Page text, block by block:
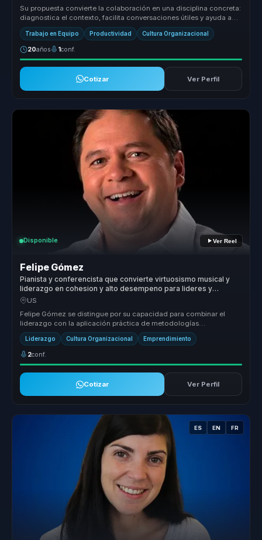
Su propuesta convierte la colaboración en una disciplina concreta:
diagnostica el contexto, facilita conversaciones útiles y ayuda a
equi...
Trabajo en Equipo Productividad Cultura Organizacional
20años 1conf.
Cotizar Ver Perfil
Disponible Ver Reel
Felipe Gómez
Pianista y conferencista que convierte virtuosismo musical y
liderazgo en cohesion y alto desempeno para lideres y
equipos.
US
Felipe Gómez se distingue por su capacidad para combinar el
liderazgo con la aplicación práctica de metodologías
innovadoras que transfor...
Liderazgo Cultura Organizacional Emprendimiento
2conf.
Cotizar Ver Perfil
ES EN FR